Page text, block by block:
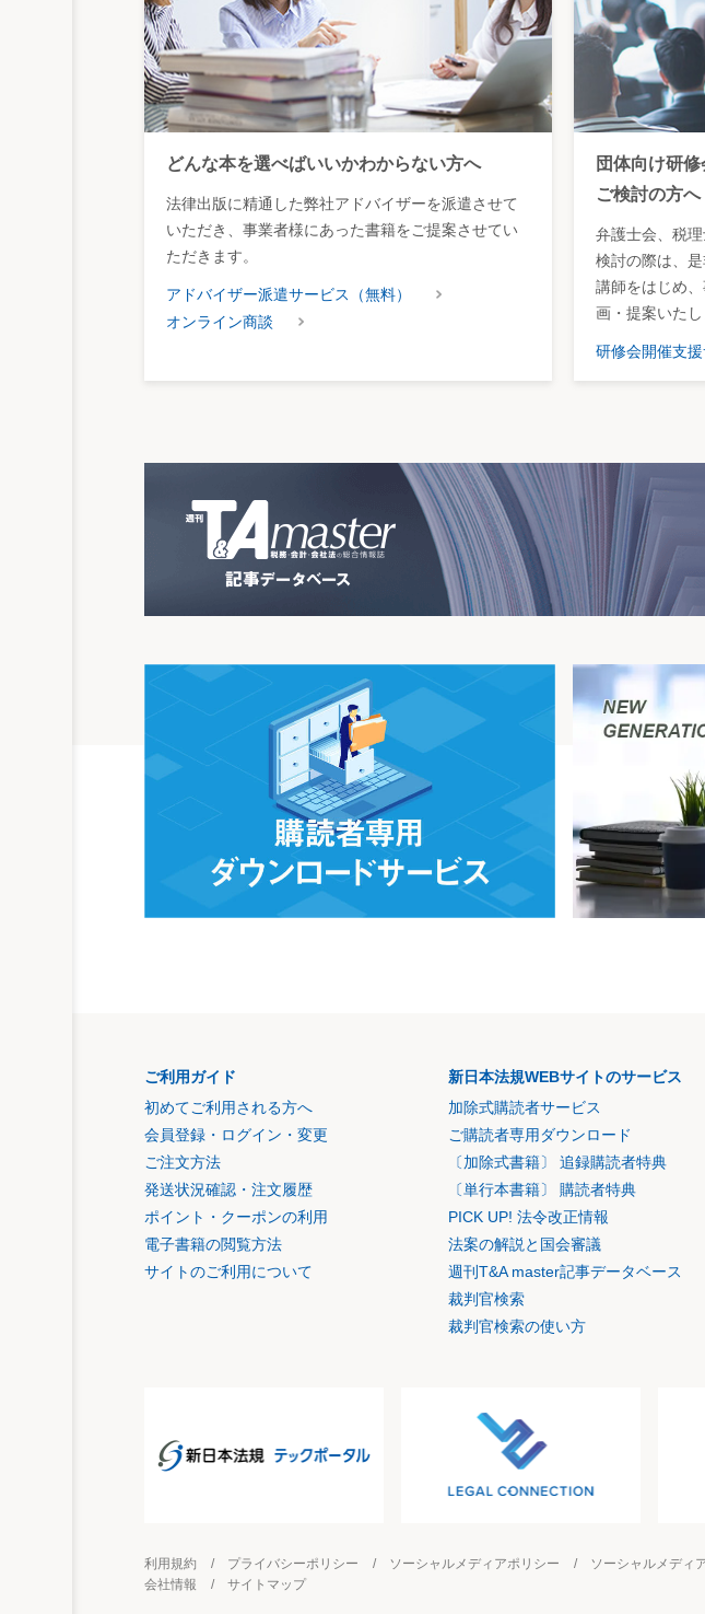
どんな本を選べばいいかわからない方へ
法律出版に精通した弊社アドバイザーを派遣させて
いただき、事業者様にあった書籍をご提案させてい
ただきます。
アドバイザー派遣サービス（無料）
オンライン商談
団体向け研
ご検討の方へ
弁護士会、税
検討の際は、
講師をはじめ
画・提案いたし
研修会開催支
ご利用ガイド
初めてご利用される方へ
会員登録・ログイン・変更
ご注文方法
発送状況確認・注文履歴
ポイント・クーポンの利用
電子書籍の閲覧方法
サイトのご利用について
新日本法規WEBサイトのサービス
加除式購読者サービス
ご購読者専用ダウンロード
〔加除式書籍〕 追録購読者特典
〔単行本書籍〕 購読者特典
PICK UP! 法令改正情報
法案の解説と国会審議
週刊T&A master記事データベース
裁判官検索
裁判官検索の使い方
利用規約 プライバシーポリシー ソーシャルメディアポリシー ソーシャルメディ
会社情報
サイトマップ